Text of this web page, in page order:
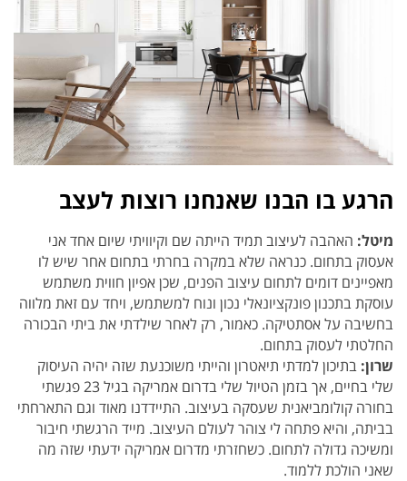
הרגע בו הבנו שאנחנו רוצות לעצב
מיטל: האהבה לעיצוב תמיד הייתה שם וקיוויתי שיום אחד אני
אעסוק בתחום. כנראה שלא במקרה בחרתי בתחום אחר שיש לו
מאפיינים דומים לתחום עיצוב הפנים, שכן אפיון חווית משתמש
עוסקת בתכנון פונקציונאלי נכון ונוח למשתמש, ויחד עם זאת מלווה
בחשיבה על אסתטיקה. כאמור, רק לאחר שילדתי את ביתי הבכורה
החלטתי לעסוק בתחום.
שרון: בתיכון למדתי תיאטרון והייתי משוכנעת שזה יהיה העיסוק
שלי בחיים, אך בזמן הטיול שלי בדרום אמריקה בגיל 23 פגשתי
בחורה קולומביאנית שעסקה בעיצוב. התיידדנו מאוד וגם התארחתי
בביתה, והיא פתחה לי צוהר לעולם העיצוב. מייד הרגשתי חיבור
ומשיכה גדולה לתחום. כשחזרתי מדרום אמריקה ידעתי שזה מה
שאני הולכת ללמוד.